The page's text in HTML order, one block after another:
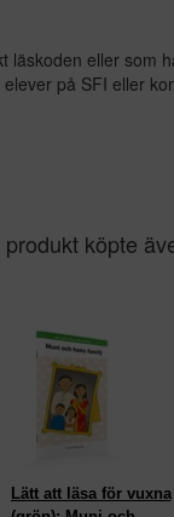
läskoden eller som
på SFI eller
köpte
Lätt att läsa för vuxna